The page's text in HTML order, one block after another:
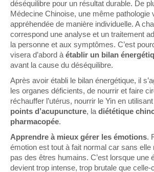
déséquilibre pour un résultat durable. De
Médecine Chinoise, une même pathologie
appréhendée de manière individuelle. A
correspond une analyse et un traitement
la personne et aux symptômes. C’est
visera d’abord àétablir un bilan
avant la cause du déséquilibre.
Après avoir établi le bilan énergétique, il
les organes déficients, de nourrir et faire
réchauffer l’utérus, nourrir le Yin en
points d’acupuncture, ladiététique
pharmacopée.
Apprendre à mieux gérer les émotions.
émotion est tout à fait normal car sans elle
pas des êtres humains. C’est lorsque une
devient trop intense, trop brutale que